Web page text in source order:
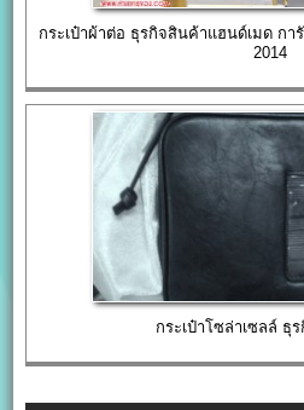
กระเป๋าผ้าต่อ ธุรกิจสินค้าแฮนด์เมด กา
2014
กระเป๋าโซล่าเซลล์ ธุ